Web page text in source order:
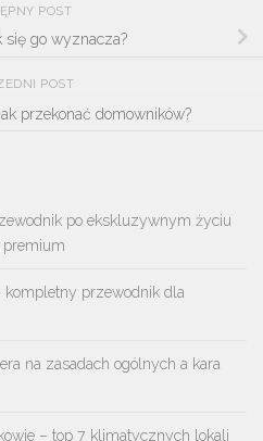
POST
się go wyznacza?
POST
przekonać domowników?
po ekskluzywnym życiu
kompletny przewodnik dla
na zasadach ogólnych a kara
– top 7 klimatycznych lokali